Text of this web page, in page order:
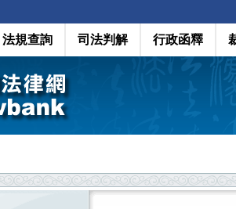
法規查詢 司法判解 行政函釋